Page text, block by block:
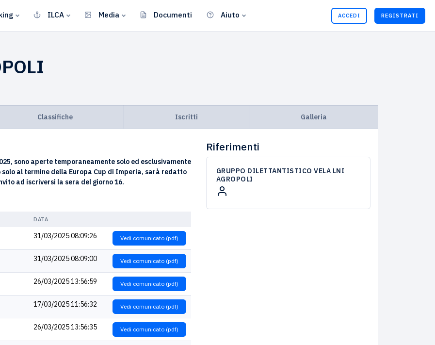
ILCA Media Documenti Aiuto ACCEDI REGISTRATI
Classifiche Iscritti Galleria
sono aperte temporaneamente solo ed esclusivamente
solo al termine della Europa Cup di Imperia, sarà redatto
ad iscriversi la sera del giorno 16.
DATA
31/03/2025 08:09:26 Vedi comunicato (pdf)
31/03/2025 08:09:00 Vedi comunicato (pdf)
26/03/2025 13:56:59 Vedi comunicato (pdf)
17/03/2025 11:56:32 Vedi comunicato (pdf)
26/03/2025 13:56:35 Vedi comunicato (pdf)
Riferimenti
GRUPPO DILETTANTISTICO VELA LNI
AGROPOLI